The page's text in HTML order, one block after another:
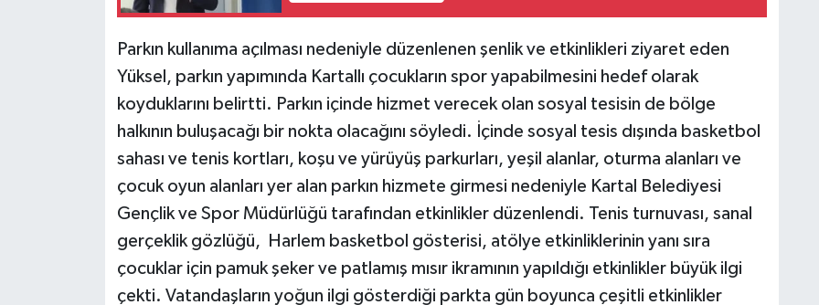
Parkın kullanıma açılması nedeniyle düzenlenen şenlik ve etkinlikleri ziyaret eden
Yüksel, parkın yapımında Kartallı çocukların spor yapabilmesini hedef olarak
koyduklarını belirtti. Parkın içinde hizmet verecek olan sosyal tesisin de bölge
halkının buluşacağı bir nokta olacağını söyledi. İçinde sosyal tesis dışında basketbol
sahası ve tenis kortları, koşu ve yürüyüş parkurları, yeşil alanlar, oturma alanları ve
çocuk oyun alanları yer alan parkın hizmete girmesi nedeniyle Kartal Belediyesi
Gençlik ve Spor Müdürlüğü tarafından etkinlikler düzenlendi. Tenis turnuvası, sanal
gerçeklik gözlüğü, Harlem basketbol gösterisi, atölye etkinliklerinin yanı sıra
çocuklar için pamuk şeker ve patlamış mısır ikramının yapıldığı etkinlikler büyük ilgi
çekti. Vatandaşların yoğun ilgi gösterdiği parkta gün boyunca çeşitli etkinlikler